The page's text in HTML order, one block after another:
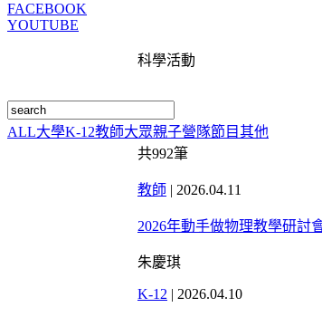
FACEBOOK
YOUTUBE
科學活動
ALL大學K-12教師大眾親子營隊節目其他
共992筆
教師 | 2026.04.11
2026年動手做物理教學研討
朱慶琪
K-12 | 2026.04.10